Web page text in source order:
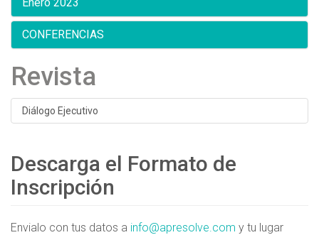
CONFERENCIAS
Revista
Diálogo Ejecutivo
Descarga el Formato de
Inscripción
Envialo con tus datos a info@apresolve.com y tu lugar